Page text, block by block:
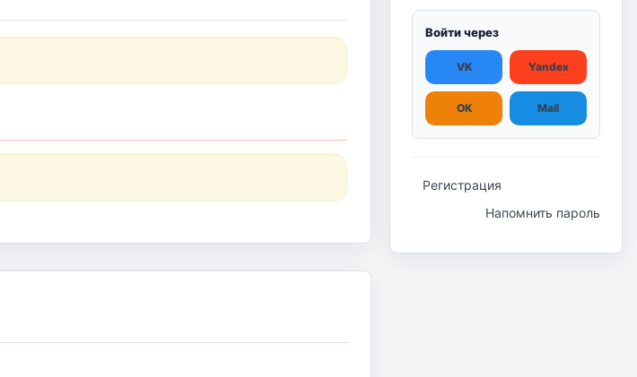
Войти через
VK Yandex
OK Mail
Регистрация
Напомнить пароль